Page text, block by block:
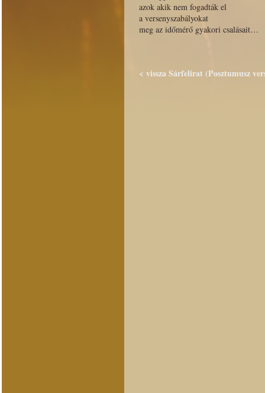
azok akik nem fogadták el
a versenyszabályokat
meg az időmérő gyakori csalásait…
< vissza Sárfelirat (Posztumusz